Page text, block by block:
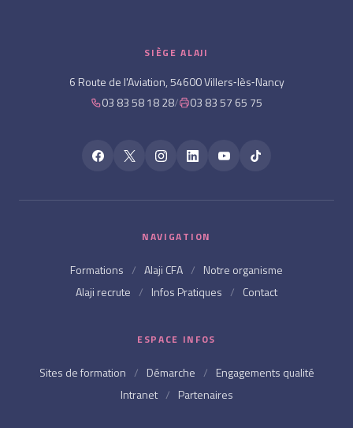
SIÈGE ALAJI
6 Route de l'Aviation, 54600 Villers‑lès‑Nancy
03 83 58 18 28/ 03 83 57 65 75
NAVIGATION
Formations / Alaji CFA / Notre organisme
Alaji recrute / Infos Pratiques / Contact
ESPACE INFOS
Sites de formation / Démarche / Engagements qualité
Intranet / Partenaires